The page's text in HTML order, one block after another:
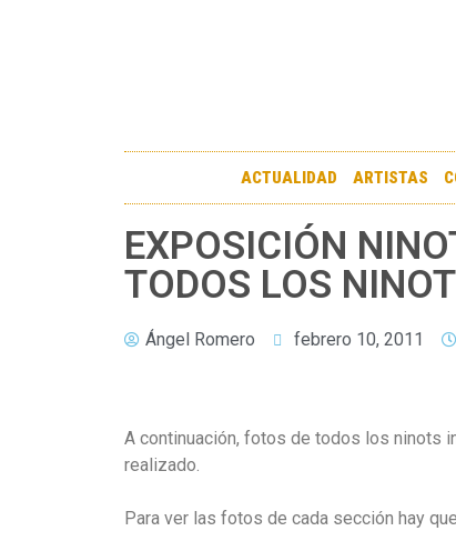
ACTUALIDAD ARTISTAS
EXPOSICIÓN
TODOS LOS
Ángel Romero febrero 10, 2011
A continuación, fotos de todos los ninots
realizado.
Para ver las fotos de cada sección hay